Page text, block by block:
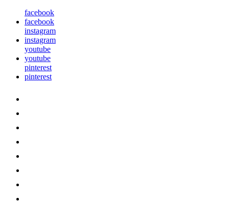
facebook
facebook
instagram
instagram
youtube
youtube
pinterest
pinterest